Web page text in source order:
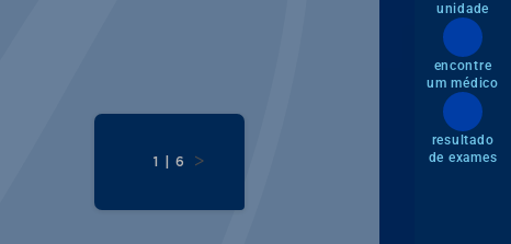
1 | 6 >
unidade
encontre
um médico
resultado
de exames